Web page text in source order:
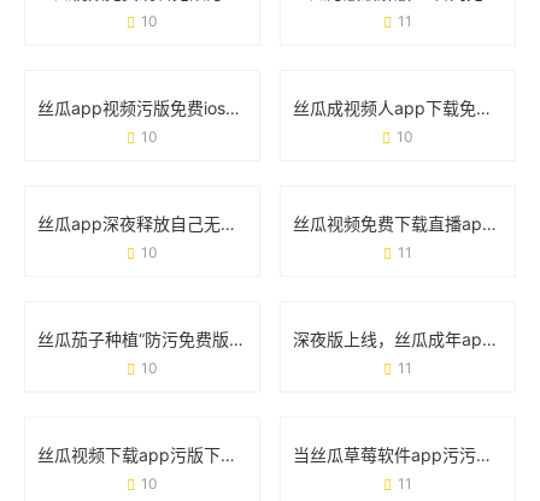
10 11
丝瓜app视频污版免费ios破解版：免费背后的危险与真相
10
丝瓜成视频人app下载免费无限观看：这款宝藏工具究竟靠不靠谱？
10
丝瓜app深夜释放自己无限看免费版：这届年轻人为什么离不开它？
10
丝瓜视频免费下载直播app破解版：风险提示与实用避坑指南
11
丝瓜茄子种植“防污免费版”技巧：手把手教你种出干净菜
10
深夜版上线，丝瓜成年app视频软件为何引发热议？
11
丝瓜视频下载app污版下载app免费版：这些风险你真的知道吗？
10
当丝瓜草莓软件app污污下载午夜版遇上手机安全：你需要知道的那些事
11